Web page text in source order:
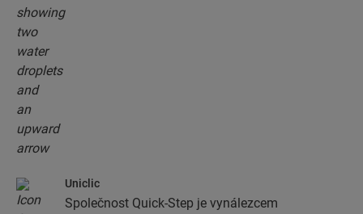
Uniclic
Společnost Quick-Step je vynálezcem